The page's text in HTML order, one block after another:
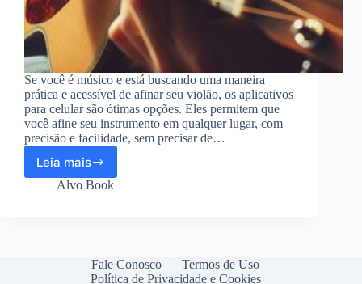
Se você é músico e está buscando uma maneira
prática e acessível de afinar seu violão, os aplicativos
para celular são ótimas opções. Eles permitem que
você afine seu instrumento em qualquer lugar, com
precisão e facilidade, sem precisar de…
Leia maisMelhores
Aplicativos
Celular
Alvo Book
Fale Conosco
Termos de Uso
Política de Privacidade e Cookies